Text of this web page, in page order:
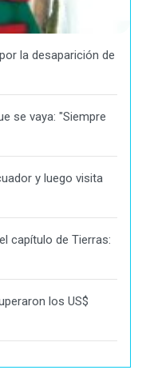
la desaparición de
se vaya: "Siempre
y luego visita
capítulo de Tierras:
los US$